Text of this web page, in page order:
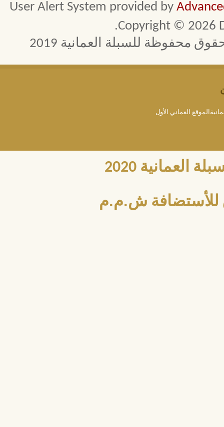
User Alert System provided by
Copyright © 2026
محفوظة للسبلة العمانية 2019
العماني الأول
2020
للأستضافة ش.م.م